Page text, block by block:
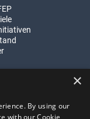
×
By using our
with our Cookie